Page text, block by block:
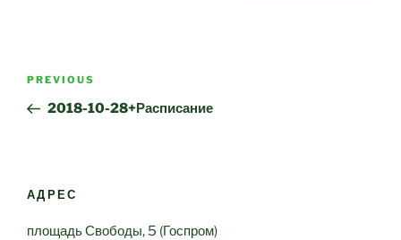
Post
Previous
Post
PREVIOUS
2018-10-28+Расписание
АДРЕС
площадь Свободы, 5 (Госпром)